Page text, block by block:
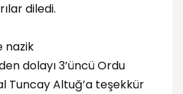
diledi.
nazik
dolayı 3’üncü Ordu
Tuncay Altuğ’a teşekkür